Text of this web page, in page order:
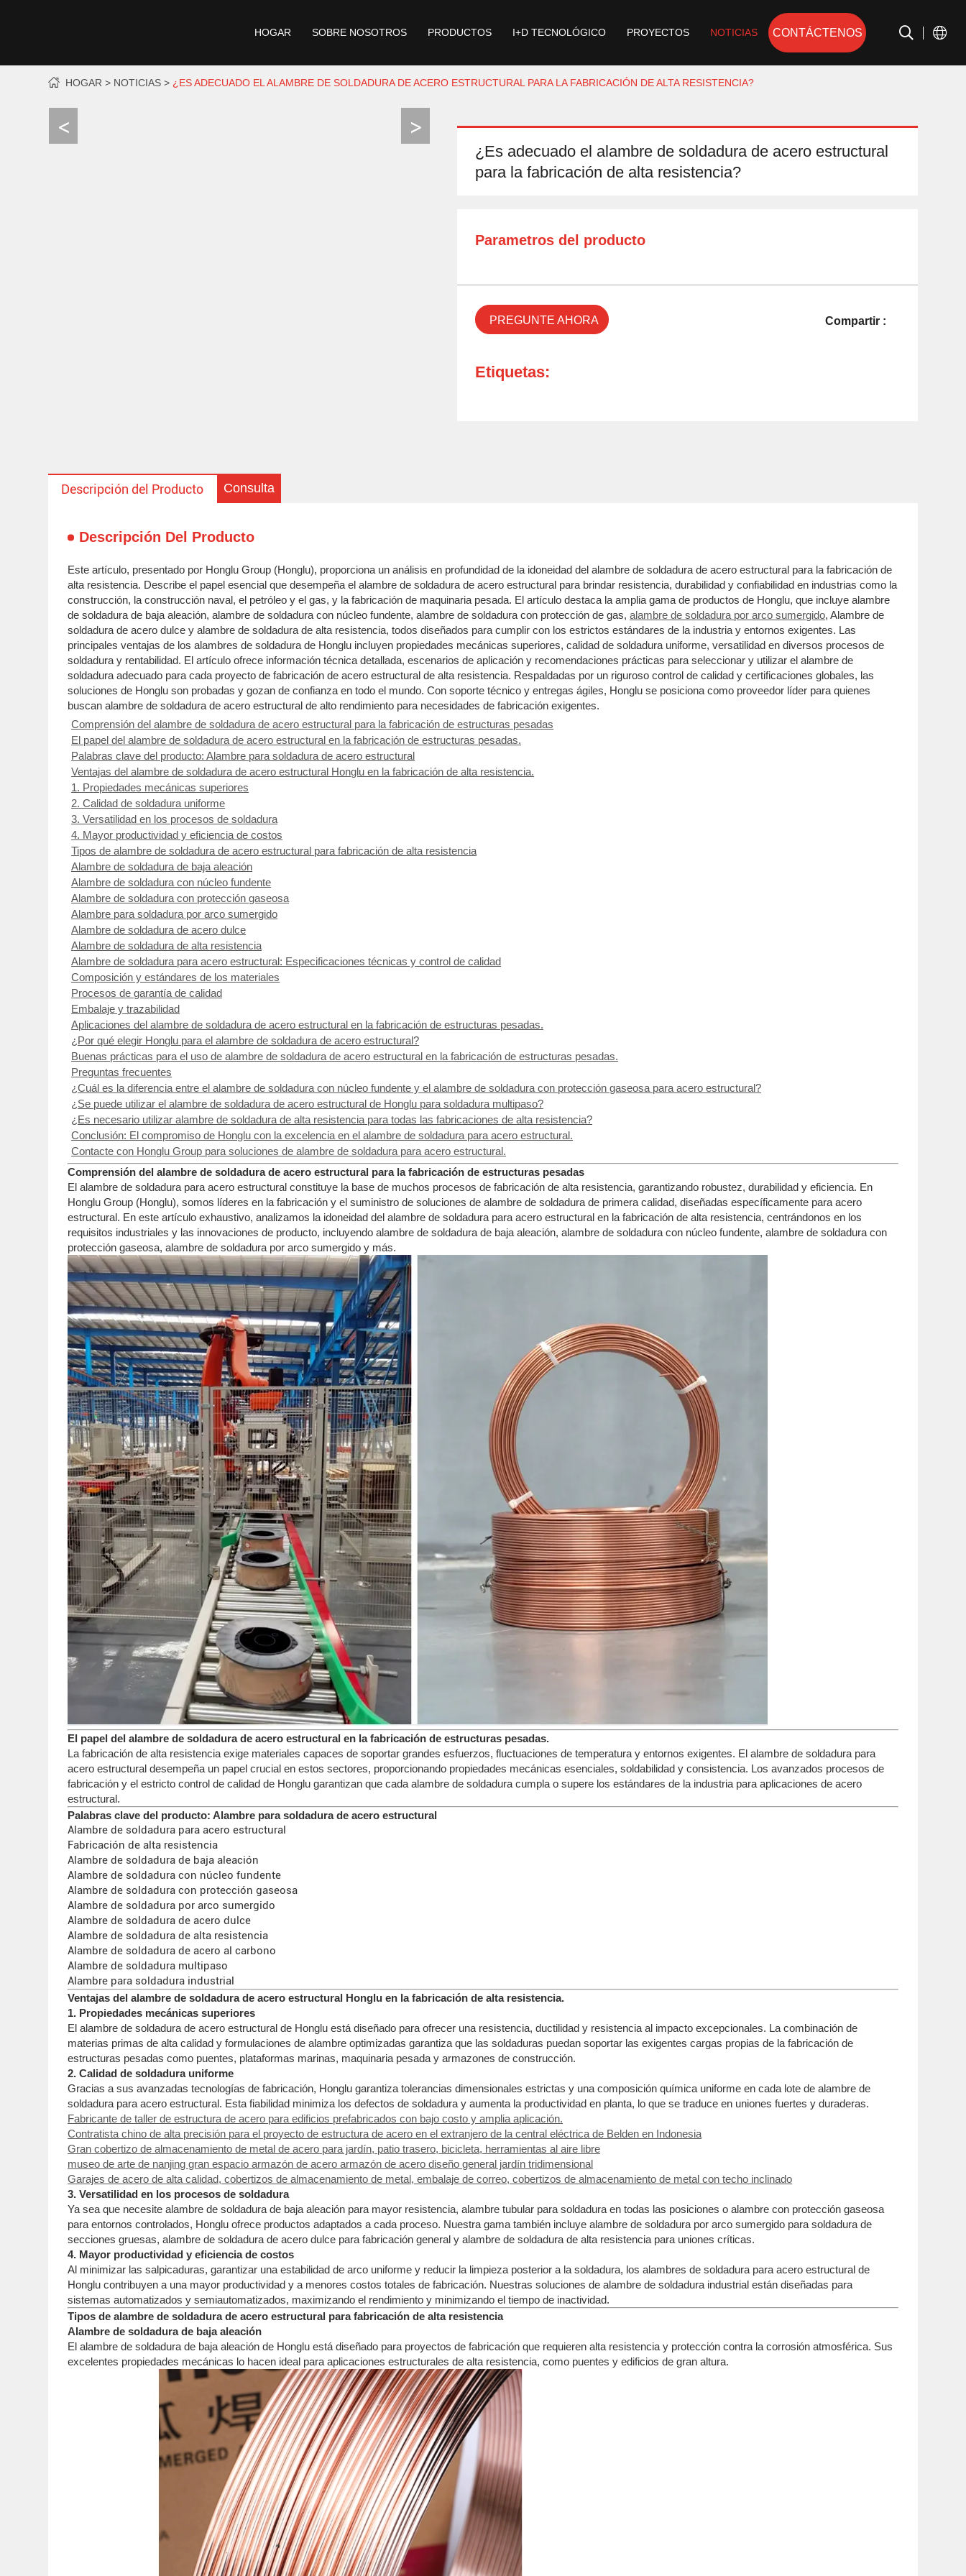
HOGAR SOBRE NOSOTROS PRODUCTOS I+D TECNOLÓGICO PROYECTOS NOTICIAS CONTÁCTENOS
HOGAR NOTICIAS ¿ES ADECUADO EL ALAMBRE DE SOLDADURA DE ACERO ESTRUCTURAL PARA LA FABRICACIÓN DE ALTA RESISTENCIA?
¿Es adecuado el alambre de soldadura de acero estructural
para la fabricación de alta resistencia?
Parametros del producto
PREGUNTE AHORA Compartir :
Etiquetas:
Descripción del Producto Consulta
Descripción Del Producto
Este artículo, presentado por Honglu Group (Honglu), proporciona un análisis en profundidad de la idoneidad del alambre de soldadura de acero estructural para la fabricación de
alta resistencia. Describe el papel esencial que desempeña el alambre de soldadura de acero estructural para brindar resistencia, durabilidad y confiabilidad en industrias como la
construcción, la construcción naval, el petróleo y el gas, y la fabricación de maquinaria pesada. El artículo destaca la amplia gama de productos de Honglu, que incluye alambre
de soldadura de baja aleación, alambre de soldadura con núcleo fundente, alambre de soldadura con protección de gas,alambre de soldadura por arco sumergido, Alambre de
soldadura de acero dulce y alambre de soldadura de alta resistencia, todos diseñados para cumplir con los estrictos estándares de la industria y entornos exigentes. Las
principales ventajas de los alambres de soldadura de Honglu incluyen propiedades mecánicas superiores, calidad de soldadura uniforme, versatilidad en diversos procesos de
soldadura y rentabilidad. El artículo ofrece información técnica detallada, escenarios de aplicación y recomendaciones prácticas para seleccionar y utilizar el alambre de
soldadura adecuado para cada proyecto de fabricación de acero estructural de alta resistencia. Respaldadas por un riguroso control de calidad y certificaciones globales, las
soluciones de Honglu son probadas y gozan de confianza en todo el mundo. Con soporte técnico y entregas ágiles, Honglu se posiciona como proveedor líder para quienes
buscan alambre de soldadura de acero estructural de alto rendimiento para necesidades de fabricación exigentes.
Comprensión del alambre de soldadura de acero estructural para la fabricación de estructuras pesadas
El papel del alambre de soldadura de acero estructural en la fabricación de estructuras pesadas.
Palabras clave del producto: Alambre para soldadura de acero estructural
Ventajas del alambre de soldadura de acero estructural Honglu en la fabricación de alta resistencia.
1. Propiedades mecánicas superiores
2. Calidad de soldadura uniforme
3. Versatilidad en los procesos de soldadura
4. Mayor productividad y eficiencia de costos
Tipos de alambre de soldadura de acero estructural para fabricación de alta resistencia
Alambre de soldadura de baja aleación
Alambre de soldadura con núcleo fundente
Alambre de soldadura con protección gaseosa
Alambre para soldadura por arco sumergido
Alambre de soldadura de acero dulce
Alambre de soldadura de alta resistencia
Alambre de soldadura para acero estructural: Especificaciones técnicas y control de calidad
Composición y estándares de los materiales
Procesos de garantía de calidad
Embalaje y trazabilidad
Aplicaciones del alambre de soldadura de acero estructural en la fabricación de estructuras pesadas.
¿Por qué elegir Honglu para el alambre de soldadura de acero estructural?
Buenas prácticas para el uso de alambre de soldadura de acero estructural en la fabricación de estructuras pesadas.
Preguntas frecuentes
¿Cuál es la diferencia entre el alambre de soldadura con núcleo fundente y el alambre de soldadura con protección gaseosa para acero estructural?
¿Se puede utilizar el alambre de soldadura de acero estructural de Honglu para soldadura multipaso?
¿Es necesario utilizar alambre de soldadura de alta resistencia para todas las fabricaciones de alta resistencia?
Conclusión: El compromiso de Honglu con la excelencia en el alambre de soldadura para acero estructural.
Contacte con Honglu Group para soluciones de alambre de soldadura para acero estructural.
Comprensión del alambre de soldadura de acero estructural para la fabricación de estructuras pesadas
El alambre de soldadura para acero estructural constituye la base de muchos procesos de fabricación de alta resistencia, garantizando robustez, durabilidad y eficiencia. En
Honglu Group (Honglu), somos líderes en la fabricación y el suministro de soluciones de alambre de soldadura de primera calidad, diseñadas específicamente para acero
estructural. En este artículo exhaustivo, analizamos la idoneidad del alambre de soldadura para acero estructural en la fabricación de alta resistencia, centrándonos en los
requisitos industriales y las innovaciones de producto, incluyendo alambre de soldadura de baja aleación, alambre de soldadura con núcleo fundente, alambre de soldadura con
protección gaseosa, alambre de soldadura por arco sumergido y más.
El papel del alambre de soldadura de acero estructural en la fabricación de estructuras pesadas.
La fabricación de alta resistencia exige materiales capaces de soportar grandes esfuerzos, fluctuaciones de temperatura y entornos exigentes. El alambre de soldadura para
acero estructural desempeña un papel crucial en estos sectores, proporcionando propiedades mecánicas esenciales, soldabilidad y consistencia. Los avanzados procesos de
fabricación y el estricto control de calidad de Honglu garantizan que cada alambre de soldadura cumpla o supere los estándares de la industria para aplicaciones de acero
estructural.
Palabras clave del producto: Alambre para soldadura de acero estructural
Alambre de soldadura para acero estructural
Fabricación de alta resistencia
Alambre de soldadura de baja aleación
Alambre de soldadura con núcleo fundente
Alambre de soldadura con protección gaseosa
Alambre de soldadura por arco sumergido
Alambre de soldadura de acero dulce
Alambre de soldadura de alta resistencia
Alambre de soldadura de acero al carbono
Alambre de soldadura multipaso
Alambre para soldadura industrial
Ventajas del alambre de soldadura de acero estructural Honglu en la fabricación de alta resistencia.
1. Propiedades mecánicas superiores
El alambre de soldadura de acero estructural de Honglu está diseñado para ofrecer una resistencia, ductilidad y resistencia al impacto excepcionales. La combinación de
materias primas de alta calidad y formulaciones de alambre optimizadas garantiza que las soldaduras puedan soportar las exigentes cargas propias de la fabricación de
estructuras pesadas como puentes, plataformas marinas, maquinaria pesada y armazones de construcción.
2. Calidad de soldadura uniforme
Gracias a sus avanzadas tecnologías de fabricación, Honglu garantiza tolerancias dimensionales estrictas y una composición química uniforme en cada lote de alambre de
soldadura para acero estructural. Esta fiabilidad minimiza los defectos de soldadura y aumenta la productividad en planta, lo que se traduce en uniones fuertes y duraderas.
Fabricante de taller de estructura de acero para edificios prefabricados con bajo costo y amplia aplicación.
Contratista chino de alta precisión para el proyecto de estructura de acero en el extranjero de la central eléctrica de Belden en Indonesia
Gran cobertizo de almacenamiento de metal de acero para jardín, patio trasero, bicicleta, herramientas al aire libre
museo de arte de nanjing gran espacio armazón de acero armazón de acero diseño general jardín tridimensional
Garajes de acero de alta calidad, cobertizos de almacenamiento de metal, embalaje de correo, cobertizos de almacenamiento de metal con techo inclinado
3. Versatilidad en los procesos de soldadura
Ya sea que necesite alambre de soldadura de baja aleación para mayor resistencia, alambre tubular para soldadura en todas las posiciones o alambre con protección gaseosa
para entornos controlados, Honglu ofrece productos adaptados a cada proceso. Nuestra gama también incluye alambre de soldadura por arco sumergido para soldadura de
secciones gruesas, alambre de soldadura de acero dulce para fabricación general y alambre de soldadura de alta resistencia para uniones críticas.
4. Mayor productividad y eficiencia de costos
Al minimizar las salpicaduras, garantizar una estabilidad de arco uniforme y reducir la limpieza posterior a la soldadura, los alambres de soldadura para acero estructural de
Honglu contribuyen a una mayor productividad y a menores costos totales de fabricación. Nuestras soluciones de alambre de soldadura industrial están diseñadas para
sistemas automatizados y semiautomatizados, maximizando el rendimiento y minimizando el tiempo de inactividad.
Tipos de alambre de soldadura de acero estructural para fabricación de alta resistencia
Alambre de soldadura de baja aleación
El alambre de soldadura de baja aleación de Honglu está diseñado para proyectos de fabricación que requieren alta resistencia y protección contra la corrosión atmosférica. Sus
excelentes propiedades mecánicas lo hacen ideal para aplicaciones estructurales de alta resistencia, como puentes y edificios de gran altura.